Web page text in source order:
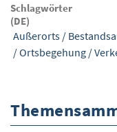
Schlagwörter
(DE)
Außerorts /
/Ortsbegehung /